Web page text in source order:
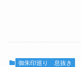
御朱印巡り
息抜き